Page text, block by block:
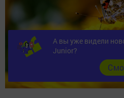
А вы уже видели
Junior?